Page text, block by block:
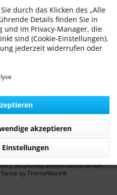
| MICHLING animal health GmbH -
byThemeWare®
durch das Klicken des „Alle
Details finden Sie in
und im Privacy-Manager, die
sind (Cookie-Einstellungen).
jederzeit widerrufen oder
akzeptieren